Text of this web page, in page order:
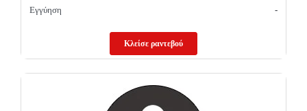
Εγγύηση -
Κλείσε ραντεβού